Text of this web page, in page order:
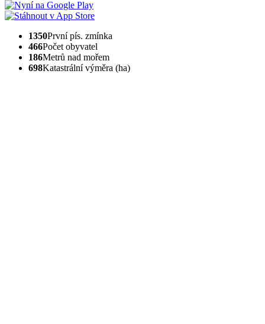
1350První pís. zmínka
466Počet obyvatel
186Metrů nad mořem
698Katastrální výměra (ha)